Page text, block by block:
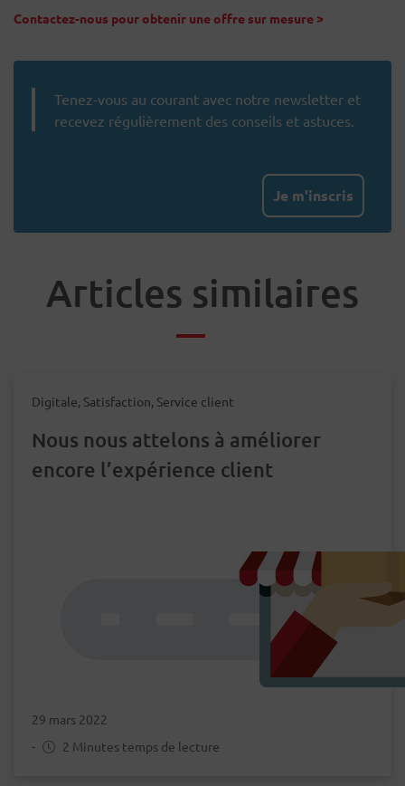
Contactez-nous pour obtenir une offre sur mesure >
Tenez-vous au courant avec notre newsletter et
recevez régulièrement des conseils et astuces.
Je m'inscris
Articles similaires
Digitale, Satisfaction, Service client
Nous nous attelons à améliorer
encore l’expérience client
29 mars 2022
-
2 Minutes temps de lecture